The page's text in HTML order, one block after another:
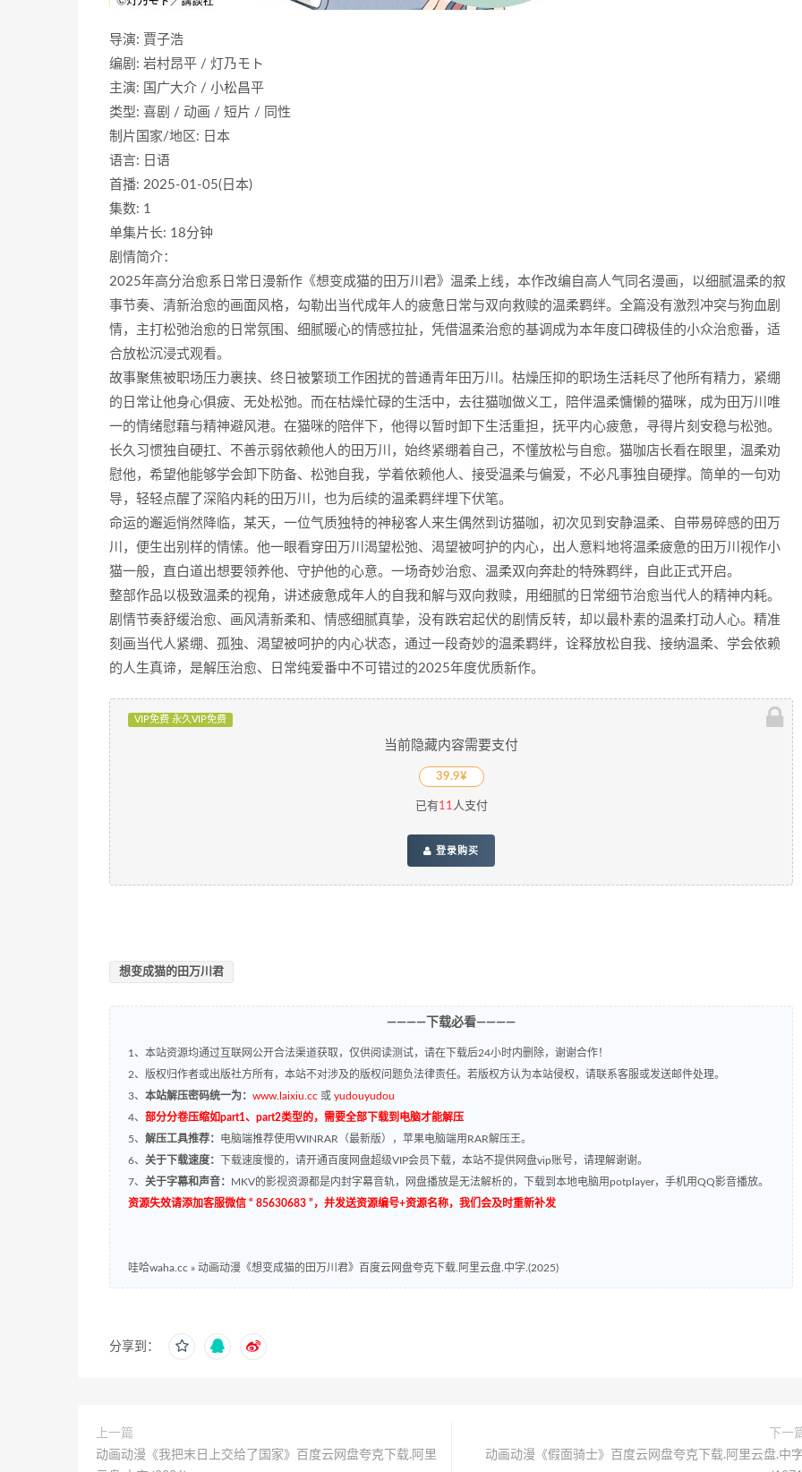
导演: 賈子浩
编剧: 岩村昂平 / 灯乃モト
主演: 国广大介 / 小松昌平
类型: 喜剧 / 动画 / 短片 / 同性
制片国家/地区: 日本
语言: 日语
首播: 2025-01-05(日本)
集数: 1
单集片长: 18分钟
剧情简介：
2025年高分治愈系日常日漫新作《想变成猫的田万川君》温柔上线，本作改编自高人气同名漫画，以细腻温柔的叙
事节奏、清新治愈的画面风格，勾勒出当代成年人的疲惫日常与双向救赎的温柔羁绊。全篇没有激烈冲突与狗血剧
情，主打松弛治愈的日常氛围、细腻暖心的情感拉扯，凭借温柔治愈的基调成为本年度口碑极佳的小众治愈番，适
合放松沉浸式观看。
故事聚焦被职场压力裹挟、终日被繁琐工作困扰的普通青年田万川。枯燥压抑的职场生活耗尽了他所有精力，紧绷
的日常让他身心俱疲、无处松弛。而在枯燥忙碌的生活中，去往猫咖做义工，陪伴温柔慵懒的猫咪，成为田万川唯
一的情绪慰藉与精神避风港。在猫咪的陪伴下，他得以暂时卸下生活重担，抚平内心疲惫，寻得片刻安稳与松弛。
长久习惯独自硬扛、不善示弱依赖他人的田万川，始终紧绷着自己，不懂放松与自愈。猫咖店长看在眼里，温柔劝
慰他，希望他能够学会卸下防备、松弛自我，学着依赖他人、接受温柔与偏爱，不必凡事独自硬撑。简单的一句劝
导，轻轻点醒了深陷内耗的田万川，也为后续的温柔羁绊埋下伏笔。
命运的邂逅悄然降临，某天，一位气质独特的神秘客人来生偶然到访猫咖，初次见到安静温柔、自带易碎感的田万
川，便生出别样的情愫。他一眼看穿田万川渴望松弛、渴望被呵护的内心，出人意料地将温柔疲惫的田万川视作小
猫一般，直白道出想要领养他、守护他的心意。一场奇妙治愈、温柔双向奔赴的特殊羁绊，自此正式开启。
整部作品以极致温柔的视角，讲述疲惫成年人的自我和解与双向救赎，用细腻的日常细节治愈当代人的精神内耗。
剧情节奏舒缓治愈、画风清新柔和、情感细腻真挚，没有跌宕起伏的剧情反转，却以最朴素的温柔打动人心。精准
刻画当代人紧绷、孤独、渴望被呵护的内心状态，通过一段奇妙的温柔羁绊，诠释放松自我、接纳温柔、学会依赖
的人生真谛，是解压治愈、日常纯爱番中不可错过的2025年度优质新作。
VIP免费 永久VIP免费
当前隐藏内容需要支付
39.9¥
已有11人支付
登录购买
想变成猫的田万川君
————下载必看————
1、本站资源均通过互联网公开合法渠道获取，仅供阅读测试，请在下载后24小时内删除，谢谢合作！
2、版权归作者或出版社方所有，本站不对涉及的版权问题负法律责任。若版权方认为本站侵权，请联系客服或发送邮件处理。
3、 本站解压密码统一为： www.laixiu.cc 或 yudouyudou
4、 部分分卷压缩如part1、part2类型的，需要全部下载到电脑才能解压
5、 解压工具推荐： 电脑端推荐使用WINRAR（最新版），苹果电脑端用RAR解压王。
6、 关于下载速度：
下载速度慢的，请开通百度网盘超级VIP会员下载，本站不提供网盘vip账号，请理解谢谢。
7、 关于字幕和声音： MKV的影视资源都是内封字幕音轨，网盘播放是无法解析的，下载到本地电脑用potplayer，手机用QQ影音播放。
资源失效请添加客服微信 “ 85630683 ”，并发送资源编号+资源名称，我们会及时重新补发
哇哈waha.cc » 动画动漫《想变成猫的田万川君》百度云网盘夸克下载.阿里云盘.中字.(2025)
分享到：
上一篇
动画动漫《我把末日上交给了国家》百度云网盘夸克下载.阿里
下一
动画动漫《假面骑士》百度云网盘夸克下载.阿里云盘.中